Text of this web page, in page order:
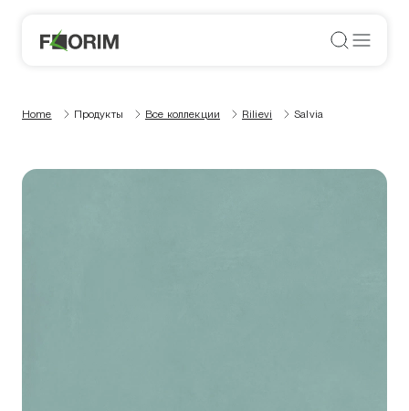
Home Продукты Все коллекции Rilievi Salvia